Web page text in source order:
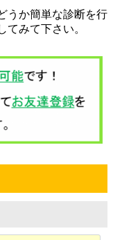
うか簡単な診断を行
てみて下さい。